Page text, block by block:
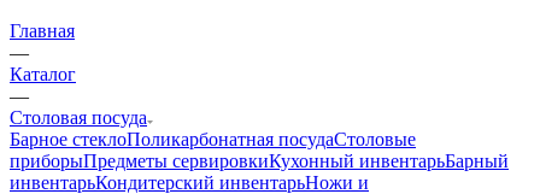
Главная
—
Каталог
—
Столовая посуда
Барное стеклоПоликарбонатная посудаСтоловые
приборыПредметы сервировкиКухонный инвентарьБарный
инвентарьКондитерский инвентарьНожи и